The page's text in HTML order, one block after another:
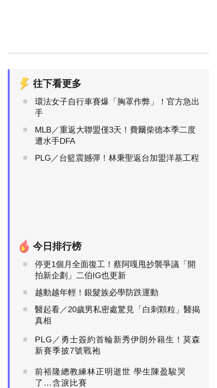
往下看更多
環法女子自行車賽爆「胸罩作弊」！官方急出
手
MLB／重返大聯盟僅3天！費爾柴德本季二度
遭水手DFA
PLG／台籃震撼彈！林秉聖返台加盟洋基工程
今日排行榜
停更1個月全面復工！蔡阿嘎甩抄襲爭議「開
拍新企劃」二伯IG也更新
越動越年輕！銀髮族必學防跌運動
醫起看／20歲男私密處驚見「白刺顆粒」醫揭
真相
PLG／勇士簽約首輪新秀伊朗外籍生！莫森
新賽季披7號戰袍
前裕隆總教練林正明逝世 學生陳盈駿哭
了…含淚比賽